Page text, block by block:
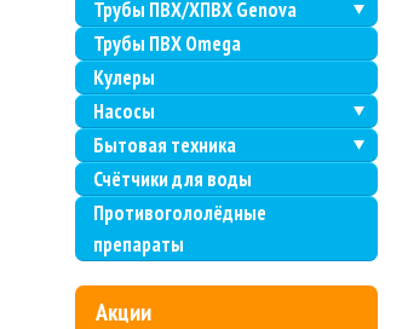
Трубы ПВХ/ХПВХ Genova
Трубы ПВХ Omega
Кулеры
Насосы
Бытовая техника
Счётчики для воды
Противогололёдные
препараты
Акции